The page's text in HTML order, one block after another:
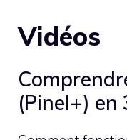
Vidéos
(Pinel+) en